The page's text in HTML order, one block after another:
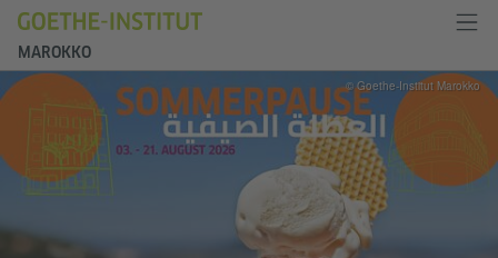
MAROKKO
© Goethe-Institut Marokko